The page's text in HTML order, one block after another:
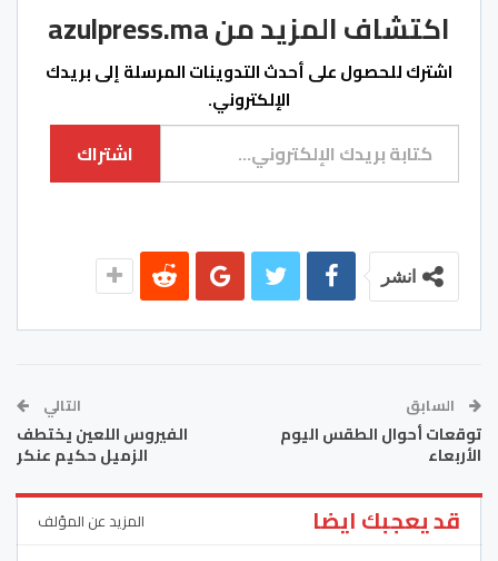
اكتشاف المزيد من azulpress.ma
اشترك للحصول على أحدث التدوينات المرسلة إلى بريدك
الإلكتروني.
كتابة بريدك الإلكتروني...
اشتراك
انشر
السابق
توقعات أحوال الطقس اليوم
الأربعاء
التالي
الفيروس اللعين يختطف
الزميل حكيم عنكر
قد يعجبك ايضا المزيد عن المؤلف